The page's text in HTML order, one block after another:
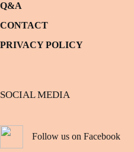
Q&A
CONTACT
PRIVACY POLICY
SOCIAL MEDIA
Follow us on Facebook